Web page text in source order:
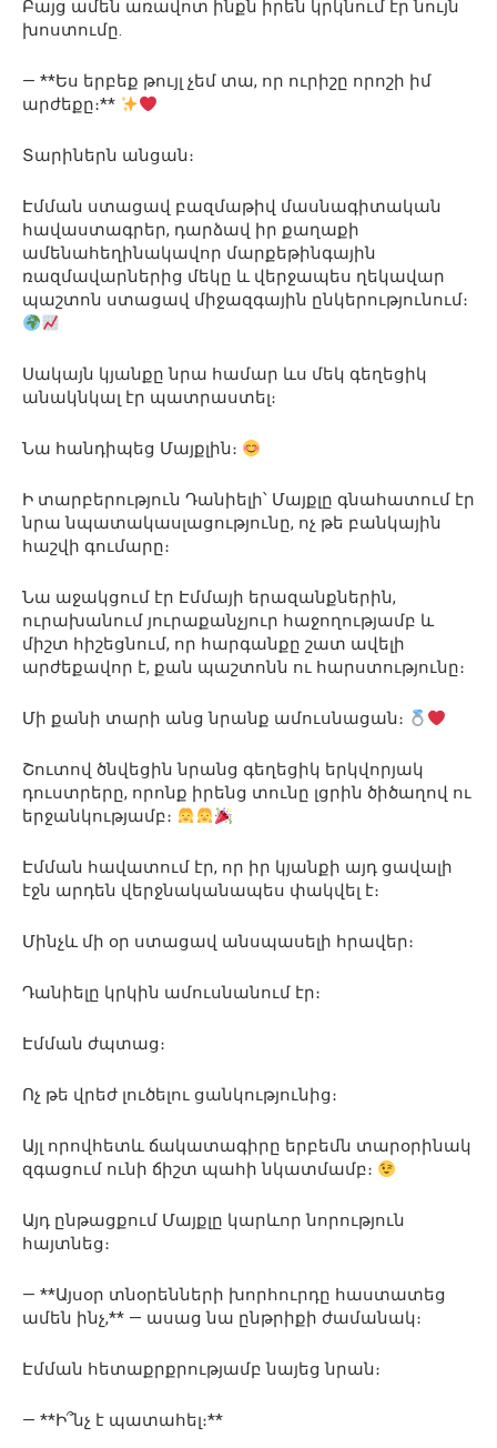
Բայց ամեն առավոտ ինքն իրեն կրկնում էր նույն
խոստումը.
— **Ես երբեք թույլ չեմ տա, որ ուրիշը որոշի իմ
արժեքը։**
Տարիներն անցան։
Էմման ստացավ բազմաթիվ մասնագիտական
հավաստագրեր, դարձավ իր քաղաքի
ամենահեղինակավոր մարքեթինգային
ռազմավարներից մեկը և վերջապես ղեկավար
պաշտոն ստացավ միջազգային ընկերությունում։
Սակայն կյանքը նրա համար ևս մեկ գեղեցիկ
անակնկալ էր պատրաստել։
Նա հանդիպեց Մայքլին։
Ի տարբերություն Դանիելի՝ Մայքլը գնահատում էր
նրա նպատակասլացությունը, ոչ թե բանկային
հաշվի գումարը։
Նա աջակցում էր Էմմայի երազանքներին,
ուրախանում յուրաքանչյուր հաջողությամբ և
միշտ հիշեցնում, որ հարգանքը շատ ավելի
արժեքավոր է, քան պաշտոնն ու հարստությունը։
Մի քանի տարի անց նրանք ամուսնացան։
Շուտով ծնվեցին նրանց գեղեցիկ երկվորյակ
դուստրերը, որոնք իրենց տունը լցրին ծիծաղով ու
երջանկությամբ։
Էմման հավատում էր, որ իր կյանքի այդ ցավալի
էջն արդեն վերջնականապես փակվել է։
Մինչև մի օր ստացավ անսպասելի հրավեր։
Դանիելը կրկին ամուսնանում էր։
Էմման ժպտաց։
Ոչ թե վրեժ լուծելու ցանկությունից։
Այլ որովհետև ճակատագիրը երբեմն տարօրինակ
զգացում ունի ճիշտ պահի նկատմամբ։
Այդ ընթացքում Մայքլը կարևոր նորություն
հայտնեց։
— **Այսօր տնօրենների խորհուրդը հաստատեց
ամեն ինչ,** — ասաց նա ընթրիքի ժամանակ։
Էմման հետաքրքրությամբ նայեց նրան։
— **Ի՞նչ է պատահել։**